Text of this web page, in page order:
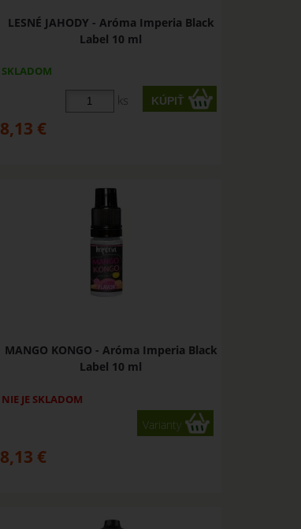
LESNÉ JAHODY - Aróma Imperia Black
Label 10 ml
SKLADOM
ks
8,13 €
MANGO KONGO - Aróma Imperia Black
Label 10 ml
NIE JE SKLADOM
Varianty
8,13 €